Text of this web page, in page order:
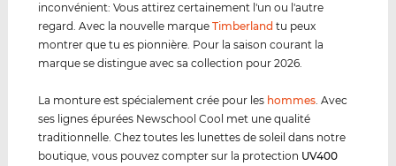
inconvénient: Vous attirez certainement l'un ou l'autre
regard. Avec la nouvelle marqueTimberland tu peux
montrer que tu es pionnière. Pour la saison courant la
marque se distingue avec sa collection pour 2026.
La monture est spécialement crée pour les hommes. Avec
ses lignes épurées Newschool Cool met une qualité
traditionnelle. Chez toutes les lunettes de soleil dans notre
boutique, vous pouvez compter sur la protection UV400